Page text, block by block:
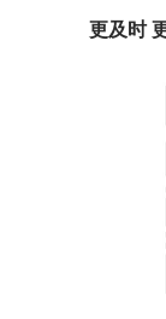
更及时